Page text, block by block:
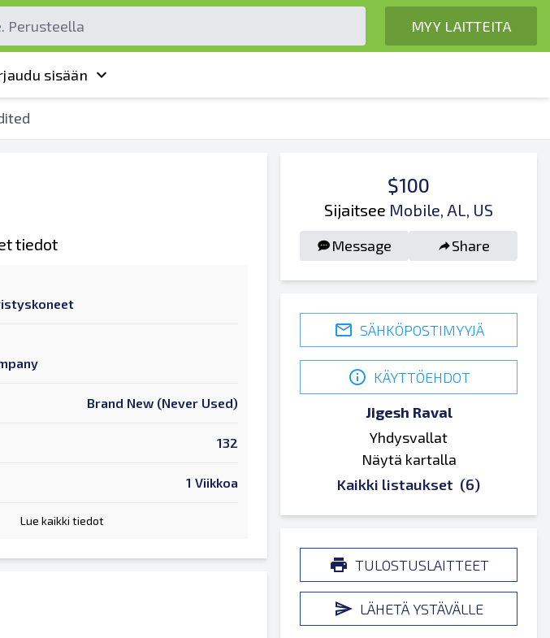
MYY LAITTEITA
sisään
tiedot
Brand New (Never Used)
132
1 Viikkoa
Lue kaikki tiedot
$100
Sijaitsee Mobile, AL, US
Message Share
SÄHKÖPOSTIMYYJÄ
KÄYTTÖEHDOT
Jigesh Raval
Yhdysvallat
Näytä kartalla
Kaikki listaukset (6)
TULOSTUSLAITTEET
LÄHETÄ YSTÄVÄLLE